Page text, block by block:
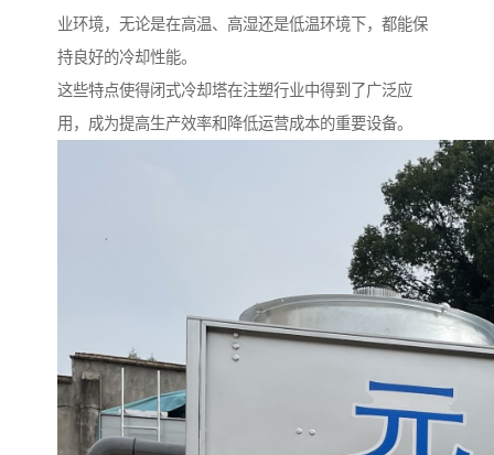
业环境，无论是在高温、高湿还是低温环境下，都能保
持良好的冷却性能。
这些特点使得闭式冷却塔在注塑行业中得到了广泛应
用，成为提高生产效率和降低运营成本的重要设备。